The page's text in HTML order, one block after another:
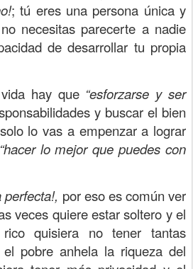
; tú eres una persona única y
necesitas parecerte a nadie
de desarrollar tu propia
hay que “esforzarse y ser
y buscar el bien
lo vas a empenzar a lograr
“hacer lo mejor que puedes con
por eso es común ver
veces quiere estar soltero y el
quisiera no tener tantas
el pobre anhela la riqueza del